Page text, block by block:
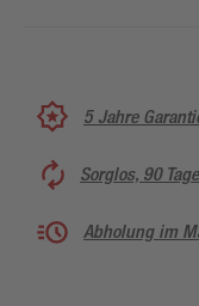
5 Jahre
Sorglos, 90
Abholung im